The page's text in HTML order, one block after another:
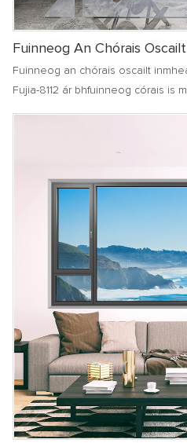
Fuinneog An Chórais
Dúbailte Fujia-8112
Fuinneog an chórais oscailt
Fujia-8112 ár bhfuinneog córais is
ar ionradh mosquito, agus taobh